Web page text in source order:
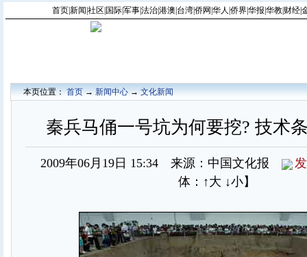
首页|新闻 社区 国际|军事|法治|港澳 台湾|侨网 华人 侨界|华报 华教| 财经|
本页位置：首页→新闻中心→文化新闻
秦兵马俑一号坑为何要挖? 技术
2009年06月19日 15:34 来源：中国文化报
体： ↑大 ↓小】